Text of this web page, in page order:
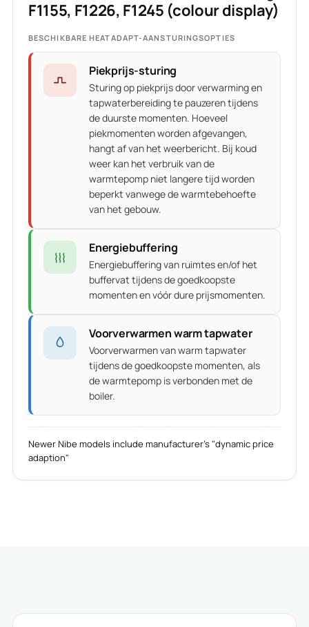
F1155, F1226, F1245 (colour display)
BESCHIKBARE HEATADAPT-AANSTURINGSOPTIES
Piekprijs-sturing
Sturing op piekprijs door verwarming en
tapwaterbereiding te pauzeren tijdens
de duurste momenten. Hoeveel
piekmomenten worden afgevangen,
hangt af van het weerbericht. Bij koud
weer kan het verbruik van de
warmtepomp niet langere tijd worden
beperkt vanwege de warmtebehoefte
van het gebouw.
Energiebuffering
Energiebuffering van ruimtes en/of het
buffervat tijdens de goedkoopste
momenten en vóór dure prijsmomenten.
Voorverwarmen warm tapwater
Voorverwarmen van warm tapwater
tijdens de goedkoopste momenten, als
de warmtepomp is verbonden met de
boiler.
Newer Nibe models include manufacturer's "dynamic price
adaption"